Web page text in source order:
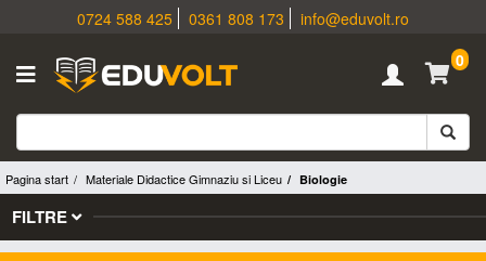
0724 588 425 0361 808 173
info@eduvolt.ro
0
Pagina start Materiale Didactice Gimnaziu si Liceu Biologie
FILTRE